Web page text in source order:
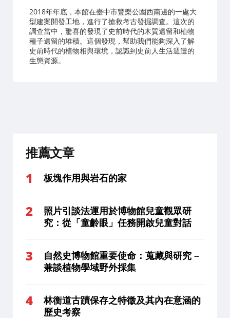
2018年年底，本館在臺中市豐樂公園西南邊的一處大
型建案開發工地，進行了搶救考古發掘調查。這次的
調查當中，驚喜的發現了史前時代的木質遺留和植物
種子遺留的堆積。這個發現，幫助我們能夠深入了解
史前時代的植物相與環境，認識到史前人生活週遭的
生態資源。
推薦文章
板塊作用與岩石的家
照片引談法運用於博物館兒童觀眾研
究：從「童齡眼」任務開啟兒童對話
自然史博物館重要使命：蒐藏與研究 –
兼談植物學域野外採集
林衡道古蹟保存之特徵及其內在意涵的
歷史考察